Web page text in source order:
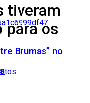
Brumas” no
tiveram
para os